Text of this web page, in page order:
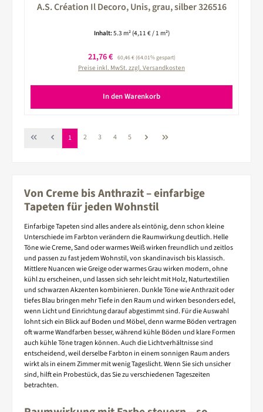
A.S. Création Il Decoro, Unis, grau, silber 326516
Inhalt:5.3 m² (4,11 € / 1 m²)
Verkaufspreis:
21,76 € Regulärer Preis:
60,46 €(64.01% gespart)
Preise inkl. MwSt. zzgl. Versandkosten
In den Warenkorb
Seite
1 Seite
2 Seite
3 Seite
4 Seite
5
Von Creme bis Anthrazit – einfarbige
Tapeten für jeden Wohnstil
Einfarbige Tapeten sind alles andere als eintönig, denn schon kleine
Unterschiede im Farbton verändern die Raumwirkung deutlich. Helle
Töne wie Creme, Sand oder warmes Weiß wirken freundlich und zeitlos
und passen zu fast jedem Wohnstil, von skandinavisch bis klassisch.
Mittlere Nuancen wie Greige oder warmes Grau wirken modern, ohne
kühl zu erscheinen, und lassen sich sehr leicht mit Holz, Naturtextilien
und schwarzen Akzenten kombinieren. Dunkle Töne wie Anthrazit oder
tiefes Blau bringen mehr Tiefe in den Raum und wirken besonders edel,
wenn Licht und Einrichtung darauf abgestimmt sind. Für die Auswahl
lohnt sich ein Blick auf Boden und Möbel, denn warme Böden vertragen
oft warme Wandfarben besser, während kühle Böden und klare Formen
auch kühle Töne tragen können. Auch die Lichtverhältnisse sind
entscheidend, weil derselbe Farbton in einem sonnigen Raum anders
wirkt als in einem Zimmer mit wenig Tageslicht. Wenn Sie sich unsicher
sind, hilft ein Probestück, das Sie zu verschiedenen Tageszeiten
betrachten.